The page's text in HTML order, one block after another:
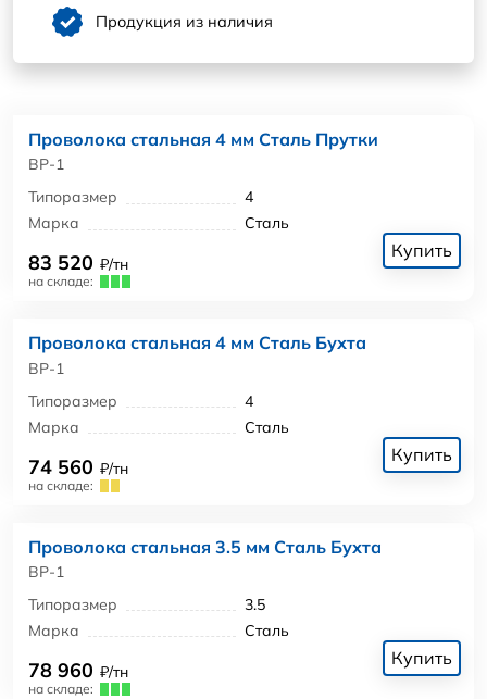
Продукция из наличия
Проволока стальная 4 мм Сталь Прутки
ВР-1
Типоразмер
4
Марка
Сталь
83 520 ₽/тн
на складе:
Купить
Проволока стальная 4 мм Сталь Бухта
ВР-1
Типоразмер
4
Марка
Сталь
74 560 ₽/тн
на складе:
Купить
Проволока стальная 3.5 мм Сталь Бухта
ВР-1
Типоразмер
3.5
Марка
Сталь
78 960 ₽/тн
на складе:
Купить